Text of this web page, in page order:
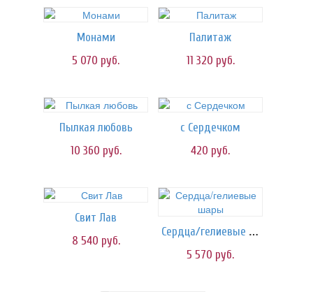
Монами
5 070 руб.
Палитаж
11 320 руб.
Пылкая любовь
10 360 руб.
с Сердечком
420 руб.
Свит Лав
8 540 руб.
Сердца/гелиевые шары
5 570 руб.